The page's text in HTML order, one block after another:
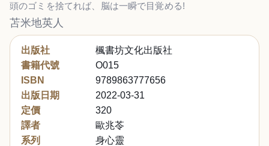
頭のゴミを捨てれば、脳は一瞬で目覚める!
苫米地英人
出版社
楓書坊文化出版社
書籍代號
O015
ISBN
9789863777656
出版日期
2022-03-31
定價
320
譯者
歐兆苓
系列
身心靈